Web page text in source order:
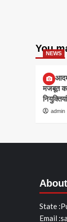
YouNEWS
आम
मजबूत
नियुक्तियां
admin
State
Email